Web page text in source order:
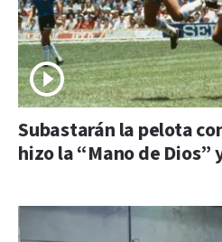
Subastarán la pelota
hizo la “Mano de Dios”